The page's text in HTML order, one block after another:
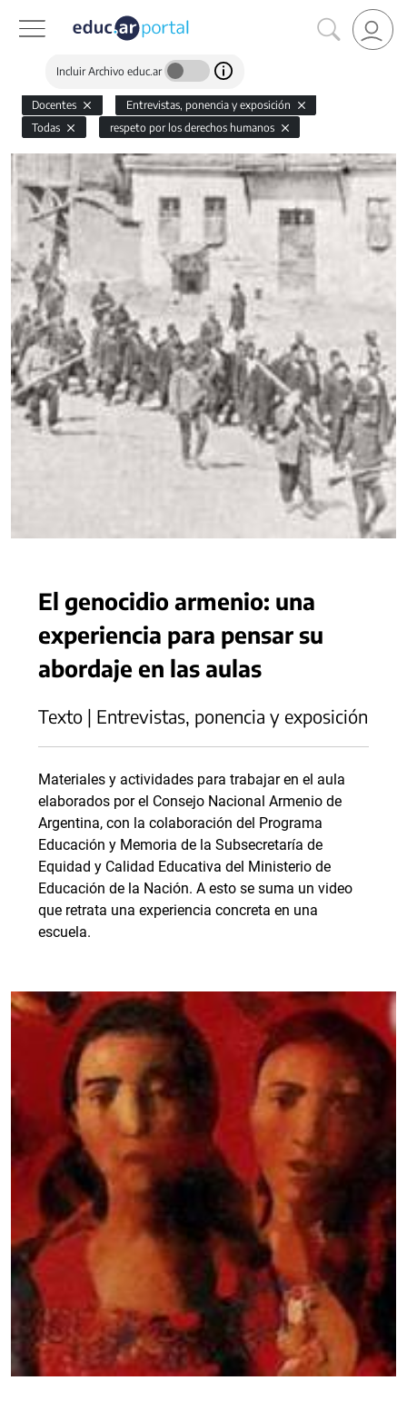
Incluir Archivo educ.ar
Docentes
Entrevistas, ponencia y exposición
Todas
respeto por los derechos humanos
El genocidio armenio: una
experiencia para pensar su
abordaje en las aulas
Texto | Entrevistas, ponencia y exposición
Materiales y actividades para trabajar en el aula
elaborados por el Consejo Nacional Armenio de
Argentina, con la colaboración del Programa
Educación y Memoria de la Subsecretaría de
Equidad y Calidad Educativa del Ministerio de
Educación de la Nación. A esto se suma un video
que retrata una experiencia concreta en una
escuela.